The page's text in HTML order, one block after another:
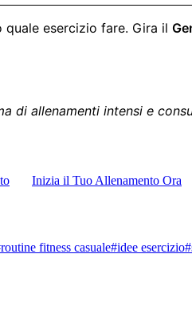
esercizio fare. Gira il
di allenamenti intensi e
Inizia il Tuo Allenamento Ora
routine fitness casuale#idee esercizio#